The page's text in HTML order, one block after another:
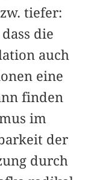
tiefer:
die
auch
eine
finden
im
der
durch